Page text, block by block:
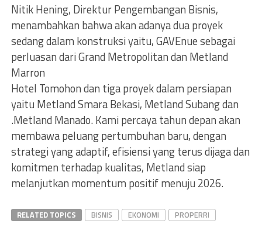
Nitik Hening, Direktur Pengembangan Bisnis,
menambahkan bahwa akan adanya dua proyek
sedang dalam konstruksi yaitu, GAVEnue sebagai
perluasan dari Grand Metropolitan dan Metland
Marron
Hotel Tomohon dan tiga proyek dalam persiapan
yaitu Metland Smara Bekasi, Metland Subang dan
.Metland Manado. Kami percaya tahun depan akan
membawa peluang pertumbuhan baru, dengan
strategi yang adaptif, efisiensi yang terus dijaga dan
komitmen terhadap kualitas, Metland siap
melanjutkan momentum positif menuju 2026.
RELATED TOPICS BISNIS EKONOMI PROPERRI